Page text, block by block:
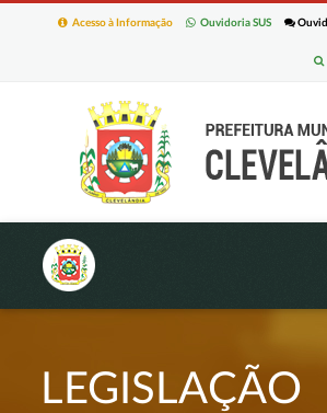
Ouvidoria SUS
Acesso à Informação
LEGISLAÇÃO